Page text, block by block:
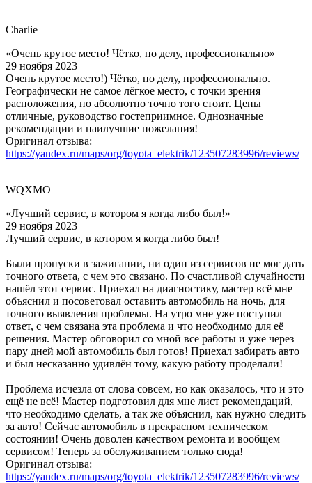
Charlie
«Очень крутое место! Чётко, по делу, профессионально»
29 ноября 2023
Очень крутое место!) Чётко, по делу, профессионально.
Географически не самое лёгкое место, с точки зрения
расположения, но абсолютно точно того стоит. Цены
отличные, руководство гостеприимное. Однозначные
рекомендации и наилучшие пожелания!
Оригинал отзыва:
https://yandex.ru/maps/org/toyota_elektrik/123507283996/reviews/
WQXMO
«Лучший сервис, в котором я когда либо был!»
29 ноября 2023
Лучший сервис, в котором я когда либо был!
Были пропуски в зажигании, ни один из сервисов не мог дать
точного ответа, с чем это связано. По счастливой случайности
нашёл этот сервис. Приехал на диагностику, мастер всё мне
объяснил и посоветовал оставить автомобиль на ночь, для
точного выявления проблемы. На утро мне уже поступил
ответ, с чем связана эта проблема и что необходимо для её
решения. Мастер обговорил со мной все работы и уже через
пару дней мой автомобиль был готов! Приехал забирать авто
и был несказанно удивлён тому, какую работу проделали!
Проблема исчезла от слова совсем, но как оказалось, что и это
ещё не всё! Мастер подготовил для мне лист рекомендаций,
что необходимо сделать, а так же объяснил, как нужно следить
за авто! Сейчас автомобиль в прекрасном техническом
состоянии! Очень доволен качеством ремонта и вообщем
сервисом! Теперь за обслуживанием только сюда!
Оригинал отзыва:
https://yandex.ru/maps/org/toyota_elektrik/123507283996/reviews/